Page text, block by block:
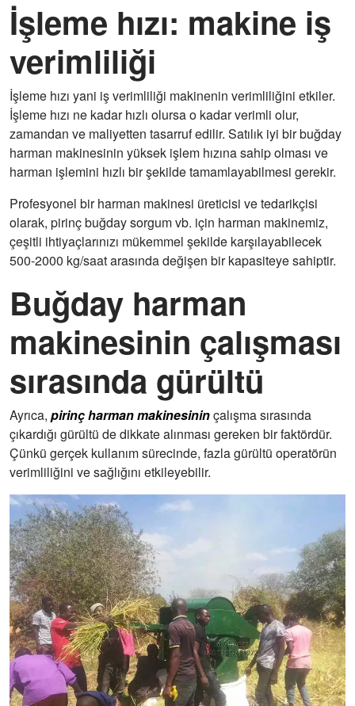
İşleme hızı: makine iş
verimliliği
İşleme hızı yani iş verimliliği makinenin verimliliğini etkiler.
İşleme hızı ne kadar hızlı olursa o kadar verimli olur,
zamandan ve maliyetten tasarruf edilir. Satılık iyi bir buğday
harman makinesinin yüksek işlem hızına sahip olması ve
harman işlemini hızlı bir şekilde tamamlayabilmesi gerekir.
Profesyonel bir harman makinesi üreticisi ve tedarikçisi
olarak, pirinç buğday sorgum vb. için harman makinemiz,
çeşitli ihtiyaçlarınızı mükemmel şekilde karşılayabilecek
500-2000 kg/saat arasında değişen bir kapasiteye sahiptir.
Buğday harman
makinesinin çalışması
sırasında gürültü
Ayrıca, pirinç harman makinesininçalışma sırasında
çıkardığı gürültü de dikkate alınması gereken bir faktördür.
Çünkü gerçek kullanım sürecinde, fazla gürültü operatörün
verimliliğini ve sağlığını etkileyebilir.